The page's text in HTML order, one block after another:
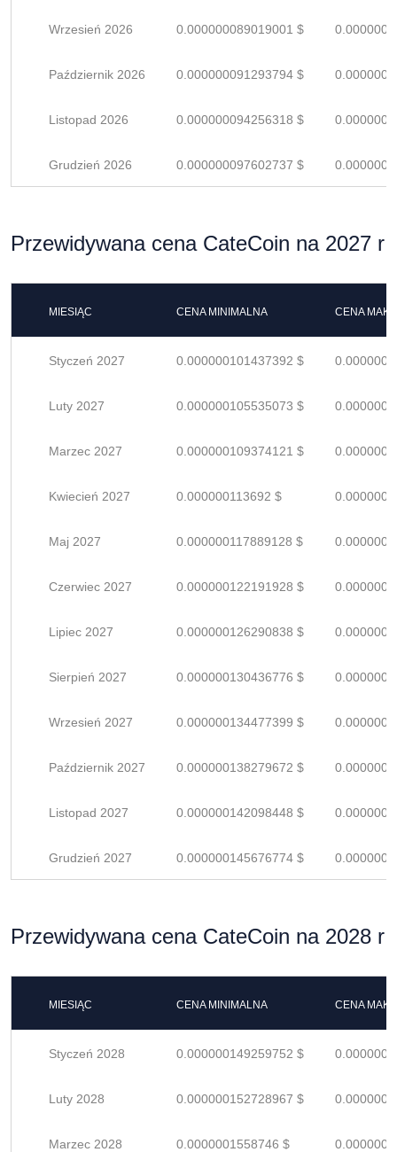
Wrzesień 2026 0.000000089019001 $
Październik 2026 0.000000091293794 $
Listopad 2026 0.000000094256318 $
Grudzień 2026 0.000000097602737 $
Przewidywana cena CateCoin na 2027 r
MIESIĄC CENA MINIMALNA CENA
Styczeń 2027 0.000000101437392 $
Luty 2027 0.000000105535073 $
Marzec 2027 0.000000109374121 $
Kwiecień 2027 0.000000113692 $
Maj 2027 0.000000117889128 $
Czerwiec 2027 0.000000122191928 $
Lipiec 2027 0.000000126290838 $
Sierpień 2027 0.000000130436776 $
Wrzesień 2027 0.000000134477399 $
Październik 2027 0.000000138279672 $
Listopad 2027 0.000000142098448 $
Grudzień 2027 0.000000145676774 $
Przewidywana cena CateCoin na 2028 r
MIESIĄC CENA MINIMALNA CENA
Styczeń 2028 0.000000149259752 $
Luty 2028 0.000000152728967 $
Marzec 2028 0.0000001558746 $